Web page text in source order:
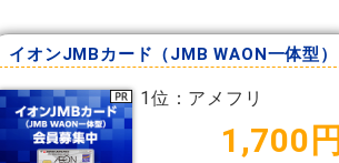
イオンJMBカード（JMB WAON一体型）
1位：アメフリ
1,700円